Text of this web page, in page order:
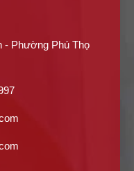
- Phường Phú Thọ